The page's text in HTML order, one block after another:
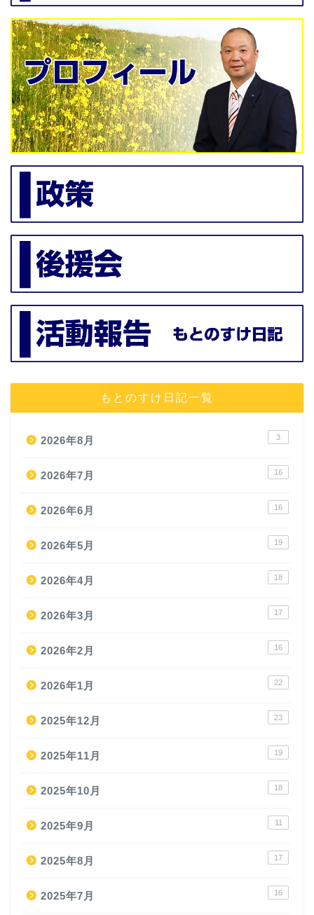
もとのすけ日記一覧
2026年8月 3
2026年7月 16
2026年6月 16
2026年5月 19
2026年4月 18
2026年3月 17
2026年2月 16
2026年1月 22
2025年12月 23
2025年11月 19
2025年10月 18
2025年9月 11
2025年8月 17
2025年7月 16